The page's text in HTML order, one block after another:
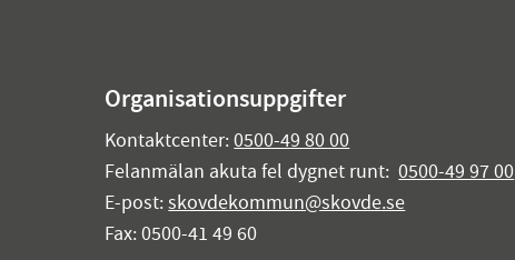
Organisationsuppgifter
Kontaktcenter:0500-49 80 00
Felanmälan akuta fel dygnet runt:0500-49 97 00
E-post:skovdekommun@skovde.se
Fax: 0500-41 49 60